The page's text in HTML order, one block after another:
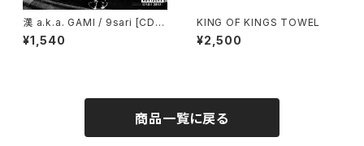
漢 a.k.a. GAMI / 9sari [CD]
鎖GROUP
¥1,540
KING OF KINGS TOWEL
¥2,500
商品一覧に戻る